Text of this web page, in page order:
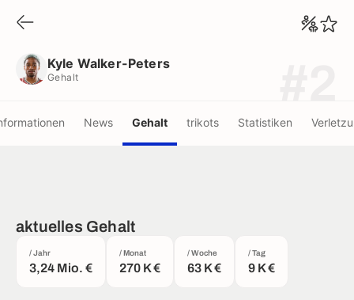
Kyle Walker-Peters
Gehalt
News Gehalt trikots Statistiken
aktuelles Gehalt
/ Jahr
3,24 Mio. €
/ Monat
270 K €
/ Woche
63 K €
/ Tag
9 K €